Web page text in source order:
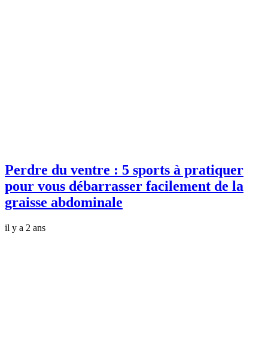
Perdre du ventre : 5 sports à pratiquer
pour vous débarrasser facilement de la
graisse abdominale
il y a 2 ans